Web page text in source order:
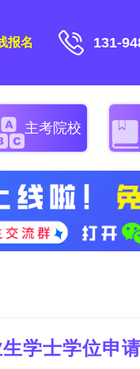
报名 131-
主考院校
学士学位申